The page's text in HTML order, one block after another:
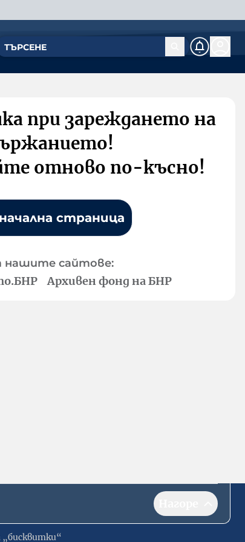
при зареждането на
отново по-късно!
страница
нашите сайтове:
Архивен фонд на БНР